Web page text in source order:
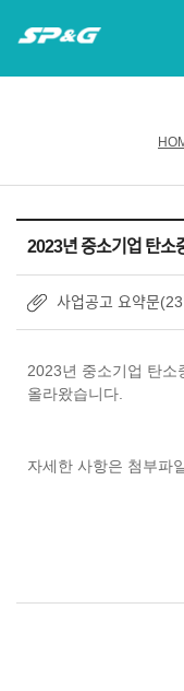
2023년 중소기업 탄소
사업공고 요약문
2023년 중소기업 탄소
올라왔습니다.
자세한 사항은 첨부파